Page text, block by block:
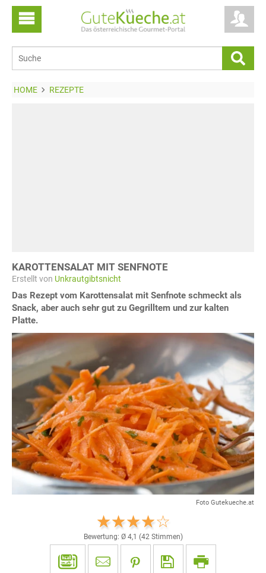
HOME REZEPTE
KAROTTENSALAT MIT SENFNOTE
Erstellt von Unkrautgibtsnicht
Das Rezept vom Karottensalat mit Senfnote schmeckt als
Snack, aber auch sehr gut zu Gegrilltem und zur kalten
Platte.
Foto Gutekueche.at
Bewertung: Ø 4,1 (42Stimmen)